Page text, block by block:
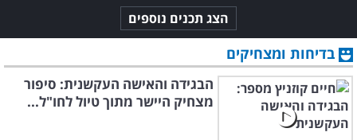
הצג תכנים נוספים
בדיחות ומצחיקים
הבגידה והאישה העקשנית: סיפור
מצחיק היישר מתוך טיול לחו"ל...